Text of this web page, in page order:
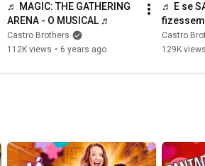
♬ MAGIC: THE GATHERING
ARENA - O MUSICAL ♬
Castro Brothers
112K views • 6 years ago
♬ E se
fizessem
o
Castro
129K views